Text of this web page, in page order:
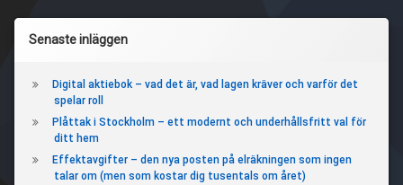
Vänster
Senaste inläggen
Digital aktiebok – vad det är, vad lagen kräver och varför det
spelar roll
Plåttak i Stockholm – ett modernt och underhållsfritt val för
ditt hem
Effektavgifter – den nya posten på elräkningen som ingen
talar om (men som kostar dig tusentals om året)